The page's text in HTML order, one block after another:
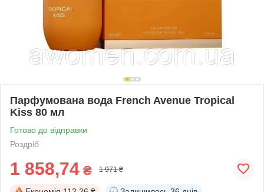
Парфумована вода French Avenue Tropical
Kiss 80 мл
Готово до відправки
Роздріб
1 858,74 ₴ 1 971 ₴